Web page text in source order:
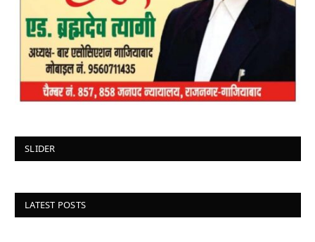
SLIDER
LATEST POSTS